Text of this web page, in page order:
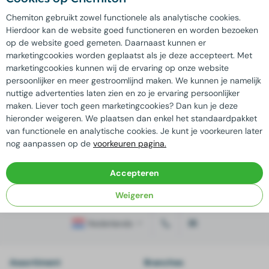
Kwaliteit gegarandeerd
Extra korting mogelijk bijgrote afname
Maatwerk oplossingenmogelijk dooreigen laboratorium
Bij ons staatduurzame bedrijfsvoeringcentraal
Advies nodig?
Onze ervaren vakspecialisten staan klaar
om al uw vragen te beantwoorden!
Contact opnemen
Assortiment Branches
Chemiton gebruikt zowel functionele als analytische cookies.
Hierdoor kan de website goed functioneren en worden bezoeken
op de website goed gemeten. Daarnaast kunnen er
marketingcookies worden geplaatst als je deze accepteert. Met
marketingcookies kunnen wij de ervaring op onze website
persoonlijker en meer gestroomlijnd maken. We kunnen je namelijk
nuttige advertenties laten zien en zo je ervaring persoonlijker
maken. Liever toch geen marketingcookies? Dan kun je deze
hieronder weigeren. We plaatsen dan enkel het standaardpakket
van functionele en analytische cookies. Je kunt je voorkeuren later
nog aanpassen op de voorkeuren pagina.
Accepteren
Weigeren